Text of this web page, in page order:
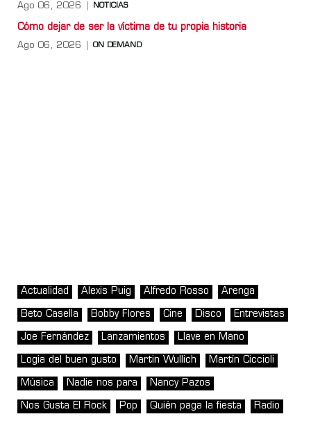
Ago 06, 2026 NOTICIAS
Cómo dejar de ser la víctima de tu propia historia
Ago 06, 2026 ON DEMAND
Actualidad Alexis Puig Alfredo Rosso Arenga
Beto Casella Bobby Flores Cine Disco Entrevistas
Joe Fernández Lanzamientos Llave en Mano
Logia del buen gusto Martin Wullich Martín Ciccioli
Música Nadie nos para Nancy Pazos
Nos Gusta El Rock Pop Quién paga la fiesta Radio